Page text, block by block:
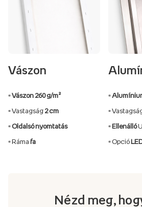
Vászon
▫️ Vászon 260 g/m²
▫️ Vastagság 2 cm
▫️ Oldalsó nyomtatás
▫️ Ráma fa
▫️
▫️
▫️ Ellenálló
▫️ Opció
Nézd meg,